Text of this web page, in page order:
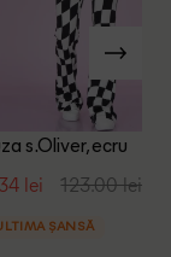
s.Oliver, ecru
lei 123.00 lei
ȘANSĂ